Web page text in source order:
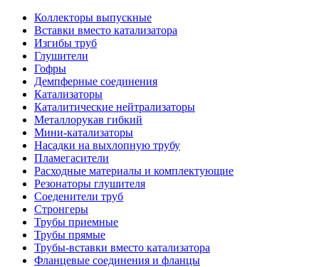
Коллекторы выпускные
Вставки вместо катализатора
Изгибы труб
Глушители
Гофры
Демпферные соединения
Катализаторы
Каталитические нейтрализаторы
Металлорукав гибкий
Мини-катализаторы
Насадки на выхлопную трубу
Пламегасители
Расходные материалы и комплектующие
Резонаторы глушителя
Соеденители труб
Стронгеры
Трубы приемные
Трубы прямые
Трубы-вставки вместо катализатора
Фланцевые соединения и фланцы